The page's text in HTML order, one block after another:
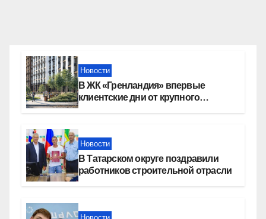
Новости
В ЖК «Гренландия» впервые
клиентские дни от крупного
Новости
В Татарском округе поздравили
работников строительной отрасли